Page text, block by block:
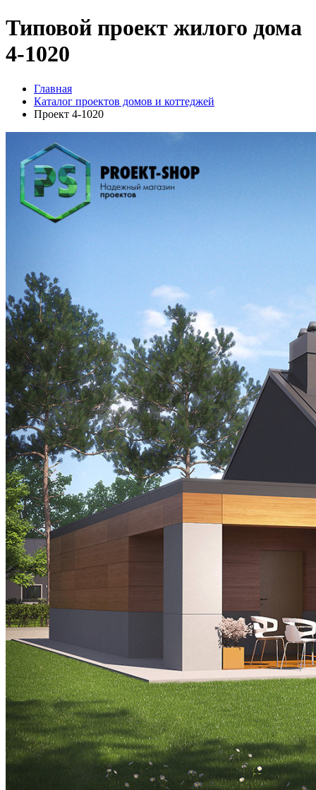
Типовой проект жилого дома
4-1020
Главная
Каталог проектов домов и коттеджей
Проект 4-1020